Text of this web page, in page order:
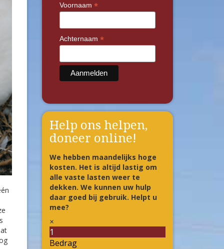
Voornaam *
Achternaam *
Help ons helpen,
doneer online!
We hebben maandelijks hoge
kosten. Het is altijd lastig om
alle vaste lasten weer te
dekken. We kunnen uw hulp
daar goed bij gebruik. Helpt u
mee?